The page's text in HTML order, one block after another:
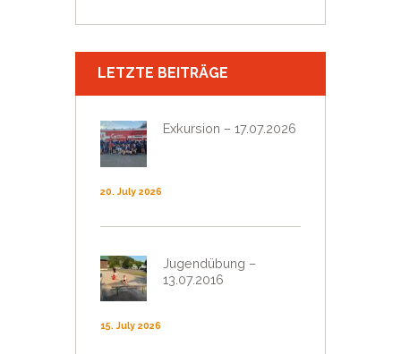
LETZTE BEITRÄGE
Exkursion – 17.07.2026
20. July 2026
Jugendübung –
13.07.2016
15. July 2026